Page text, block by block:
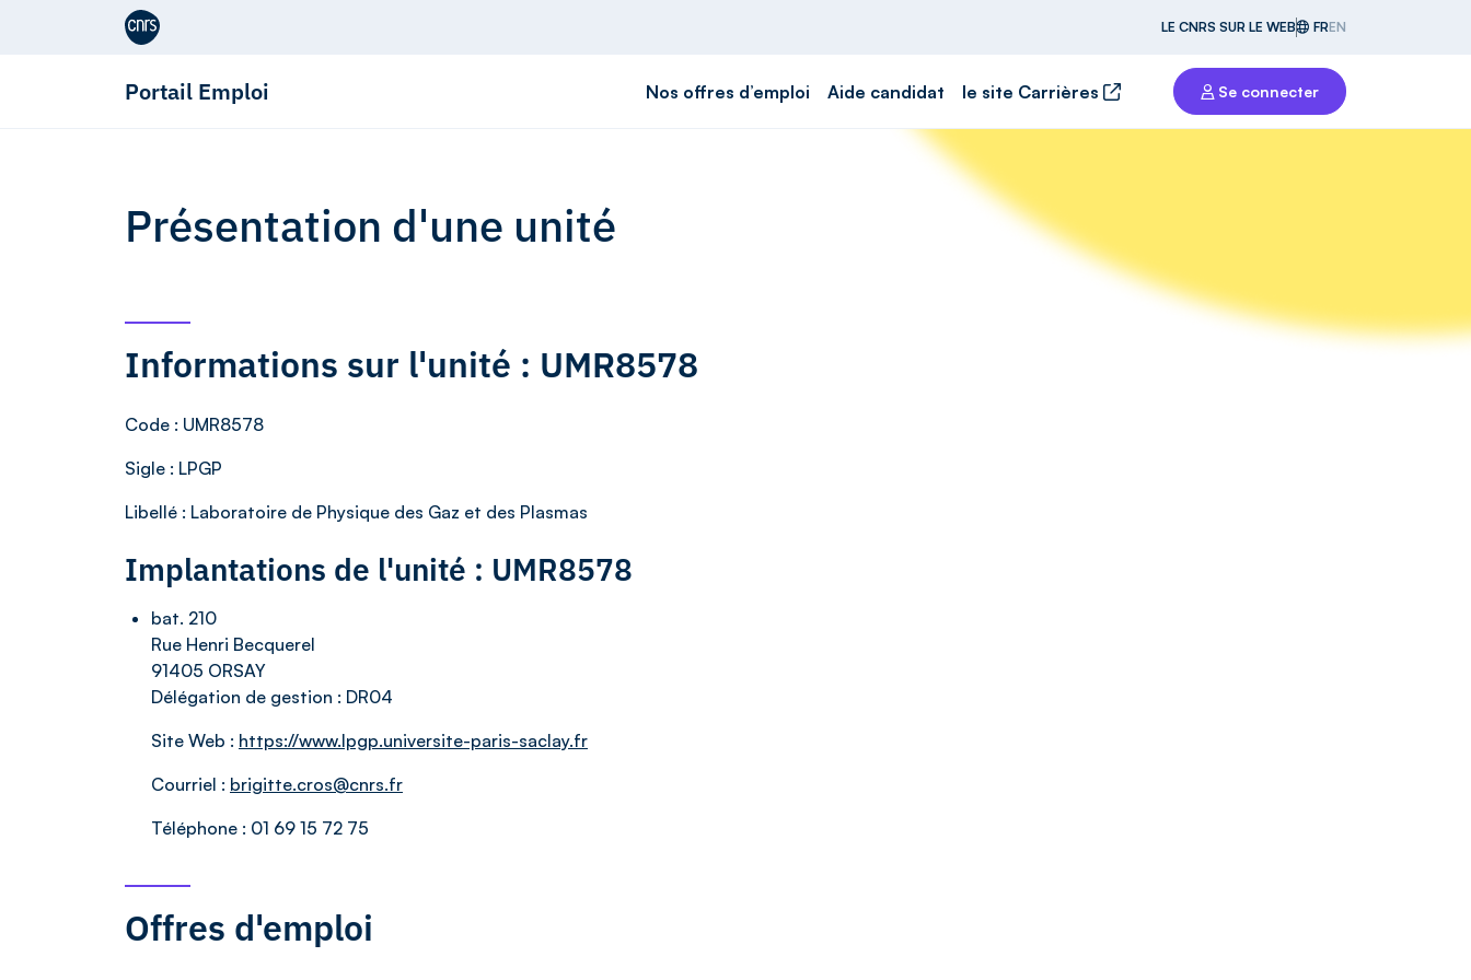
Aller au contenu
LE CNRS SUR LE WEB FREN
Portail Emploi Nos offres d’emploi Aide candidat le site Carrières Se connecter
Présentation d'une unité
Informations sur l'unité : UMR8578
Code : UMR8578
Sigle : LPGP
Libellé : Laboratoire de Physique des Gaz et des Plasmas
Implantations de l'unité : UMR8578
bat. 210
Rue Henri Becquerel
91405 ORSAY
Délégation de gestion : DR04
Site Web : https://www.lpgp.universite-paris-saclay.fr
Courriel : brigitte.cros@cnrs.fr
Téléphone : 01 69 15 72 75
Offres d'emploi